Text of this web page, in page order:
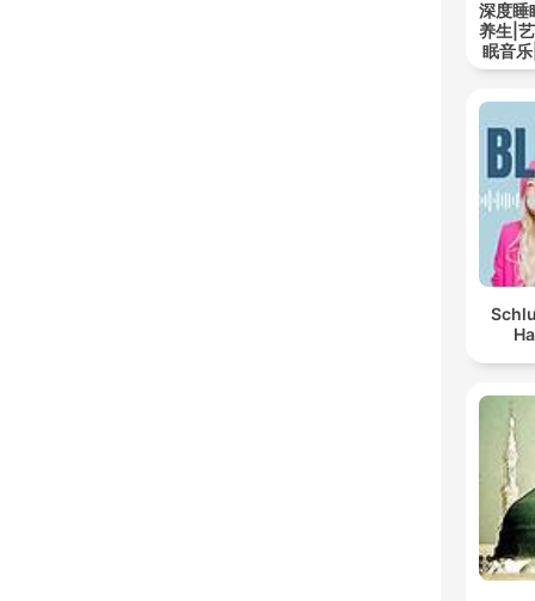
深度睡
养生|
眠音